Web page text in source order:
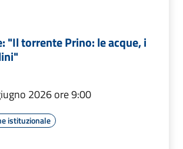
"Il torrente Prino: le acque, i
2026 ore 9:00
istituzionale